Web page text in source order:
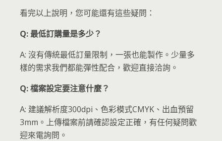
看完以上說明，您可能還有這些疑問：
Q: 最低訂購量是多少？
A: 沒有傳統最低訂量限制，一張也能製作。少量多
樣的需求我們都能彈性配合，歡迎直接洽詢。
Q: 檔案設定要注意什麼？
A: 建議解析度300dpi、色彩模式CMYK、出血預留
3mm。上傳檔案前請確認設定正確，有任何疑問歡
迎來電詢問。